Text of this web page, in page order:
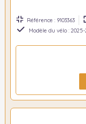
Référence : 9103363
Modèle du vélo :